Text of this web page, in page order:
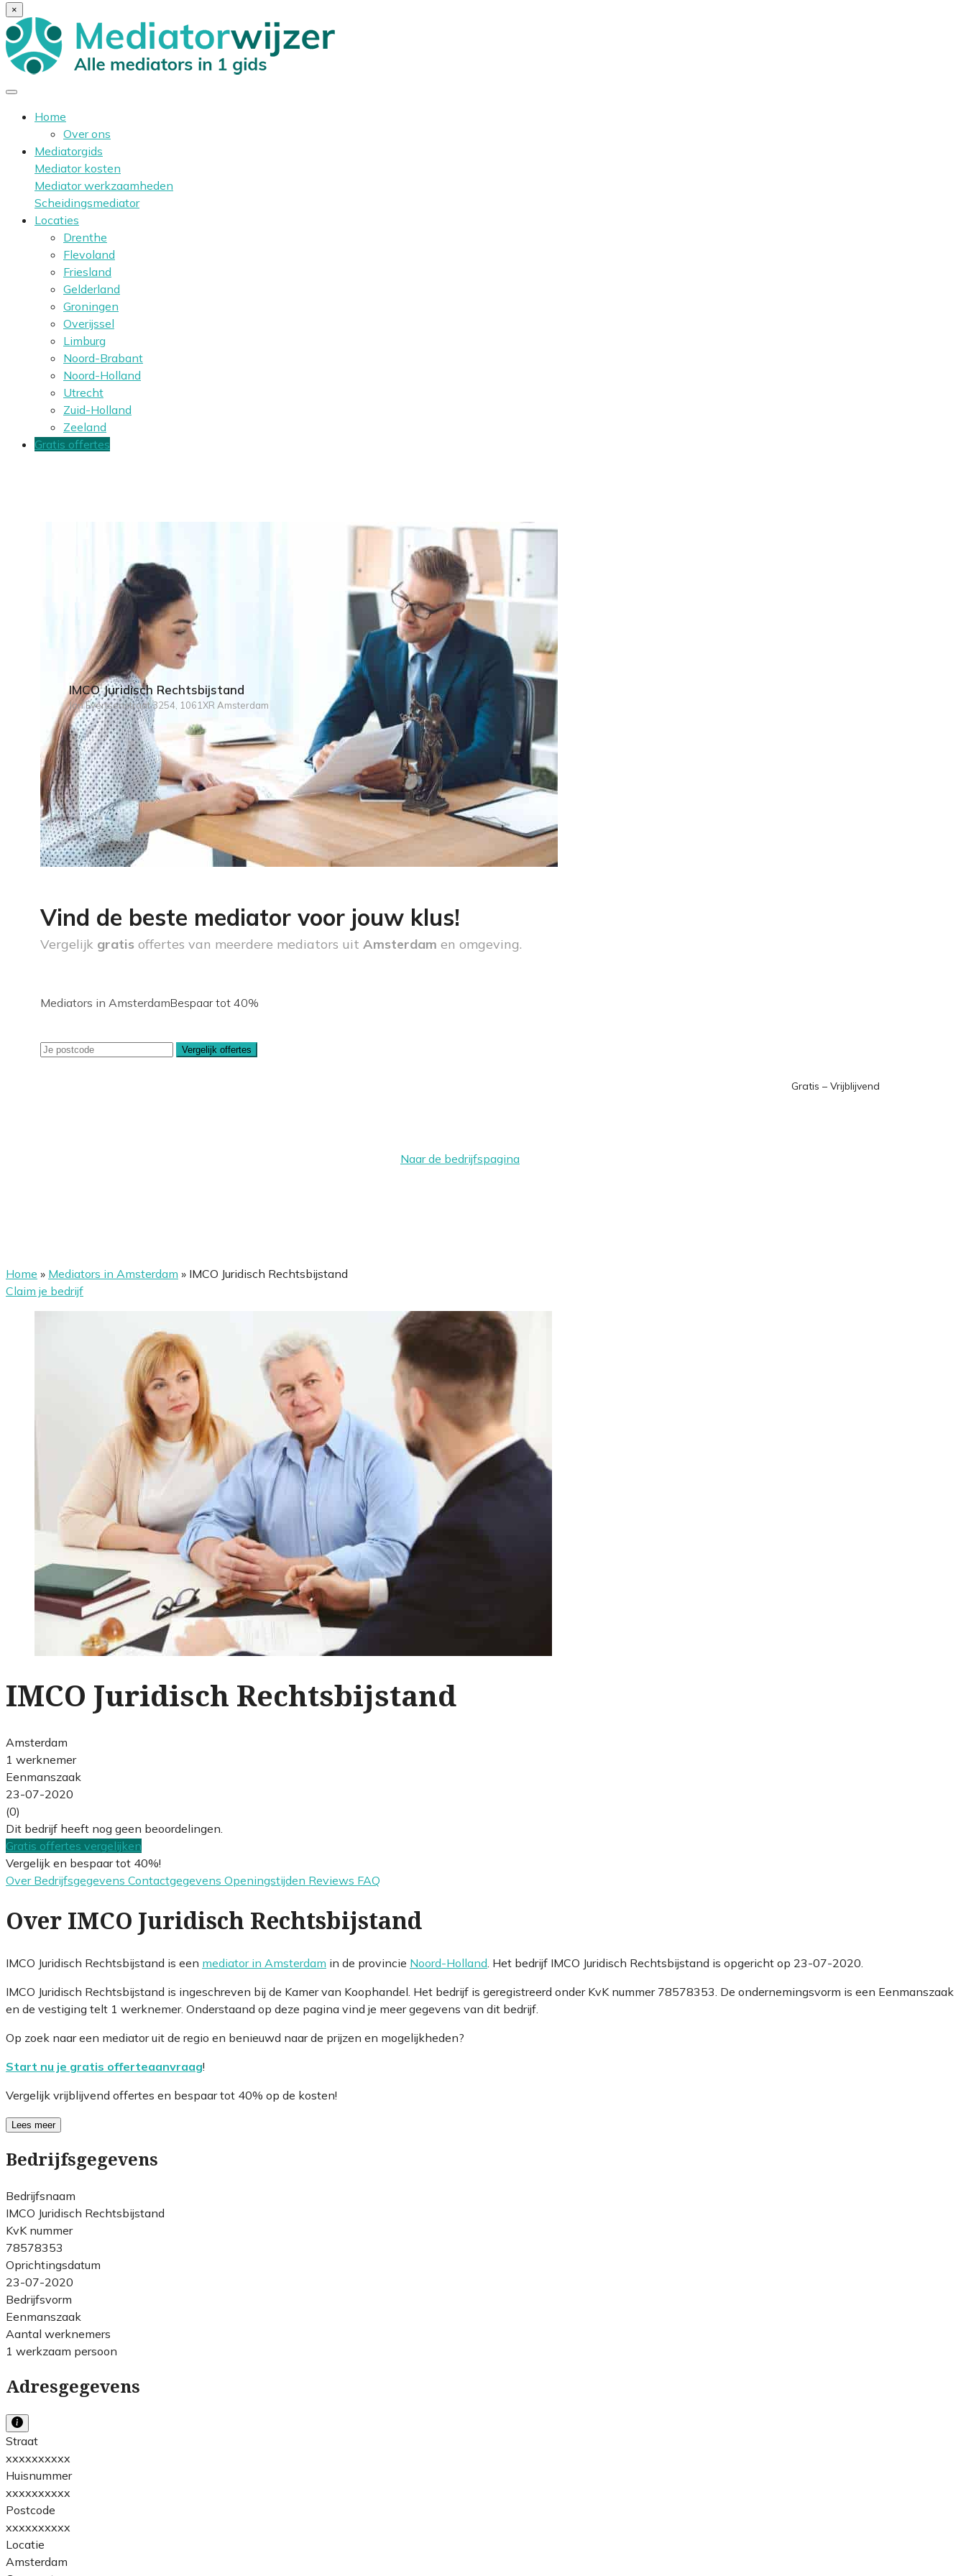
×
Home
Over ons
Mediatorgids
Mediator kosten
Mediator werkzaamheden
Scheidingsmediator
Locaties
Drenthe
Flevoland
Friesland
Gelderland
Groningen
Overijssel
Limburg
Noord-Brabant
Noord-Holland
Utrecht
Zuid-Holland
Zeeland
Gratis offertes
IMCO Juridisch Rechtsbijstand
Jan Evertsenstraat 3254, 1061XR Amsterdam
Vind de beste mediator voor jouw klus!
Vergelijk gratis offertes van meerdere mediators uit Amsterdam en omgeving.
Mediators in AmsterdamBespaar tot 40%
Vergelijk offertes
Gratis – Vrijblijvend
Naar de bedrijfspagina
Home » Mediators in Amsterdam » IMCO Juridisch Rechtsbijstand
Claim je bedrijf
IMCO Juridisch Rechtsbijstand
Amsterdam
1 werknemer
Eenmanszaak
23-07-2020
(0)
Dit bedrijf heeft nog geen beoordelingen.
Gratis offertes vergelijken
Vergelijk en bespaar tot 40%!
Over Bedrijfsgegevens Contactgegevens Openingstijden Reviews FAQ
Over IMCO Juridisch Rechtsbijstand
IMCO Juridisch Rechtsbijstand is een mediator in Amsterdam in de provincie Noord-Holland . Het bedrijf IMCO Juridisch Rechtsbijstand is opgericht op 23-07-2020.
IMCO Juridisch Rechtsbijstand is ingeschreven bij de Kamer van Koophandel. Het bedrijf is geregistreerd onder KvK nummer 78578353. De ondernemingsvorm is een Eenmanszaak
en de vestiging telt 1 werknemer. Onderstaand op deze pagina vind je meer gegevens van dit bedrijf.
Op zoek naar een mediator uit de regio en benieuwd naar de prijzen en mogelijkheden?
Start nu je gratis offerteaanvraag!
Vergelijk vrijblijvend offertes en bespaar tot 40% op de kosten!
Lees meer
Bedrijfsgegevens
Bedrijfsnaam
IMCO Juridisch Rechtsbijstand
KvK nummer
78578353
Oprichtingsdatum
23-07-2020
Bedrijfsvorm
Eenmanszaak
Aantal werknemers
1 werkzaam persoon
Adresgegevens
Straat
xxxxxxxxxx
Huisnummer
xxxxxxxxxx
Postcode
xxxxxxxxxx
Locatie
Amsterdam